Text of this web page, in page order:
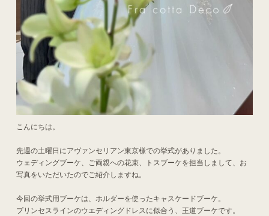
こんにちは。
先週の土曜日にアヴァンセリアン東京様での挙式がありました。
ウェディングブーケ、ご両親への花束、トスブーケを担当しまして、お
写真をいただいたのでご紹介しますね。
今回の挙式用ブーケは、ホルダーを使ったキャスケードブーケ。
プリンセスラインのウエディングドレスに似合う、王道ブーケです。